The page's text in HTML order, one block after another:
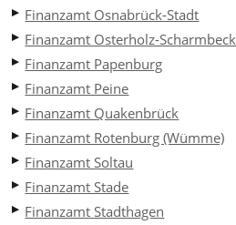
Finanzamt Osnabrück-Stadt
Finanzamt Osterholz-Scharmbeck
Finanzamt Papenburg
Finanzamt Peine
Finanzamt Quakenbrück
Finanzamt Rotenburg (Wümme)
Finanzamt Soltau
Finanzamt Stade
Finanzamt Stadthagen